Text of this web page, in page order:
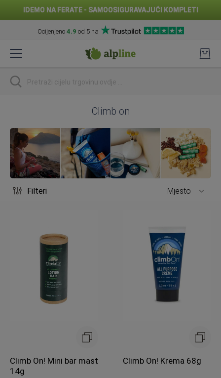
IDEMO NA FERATE - SAMOOSIGURAVAJUĆI KOMPLETI
Ocijenjeno 4.9 od 5 na
na
traži
Climb on
Filteri Mjesto
Climb On! Mini bar mast
14g
Climb On! Krema 68g